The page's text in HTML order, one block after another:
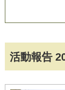
活動報告